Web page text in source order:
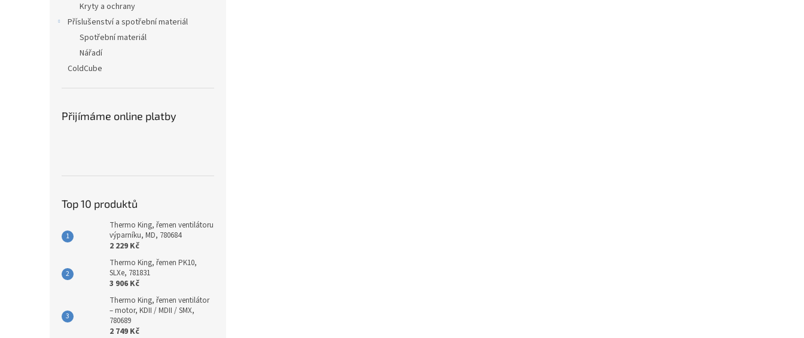
Kryty a ochrany
Příslušenství a spotřební materiál
Spotřební materiál
Nářadí
ColdCube
Přijímáme online platby
Top 10 produktů
Thermo King, řemen ventilátoru
výparníku, MD, 780684
2 229 Kč
Thermo King, řemen PK10,
SLXe, 781831
3 906 Kč
Thermo King, řemen ventilátor
– motor, KDII / MDII / SMX,
780689
2 749 Kč